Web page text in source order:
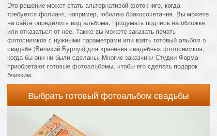
Это решение может стать альтернативой фотокниге, когда
требуется фолиант, например, юбилею бракосочетания. Вы можете
на сайте определить вид альбома, придумать подпись на обложке
или отказаться от нее. Также вы можете заказать печать
фотоснимков с нужными параметрами или взять готовый альбом о
свадьбе (Великий Бурлук) для хранения свадебных фотоснимков,
когда бы они ни были сделаны. Многие заказчики Студии Форма
приобретают готовые фотоальбомы, чтобы его сделать подарок
близким.
Выбрать готовый фотоальбом свадьбы